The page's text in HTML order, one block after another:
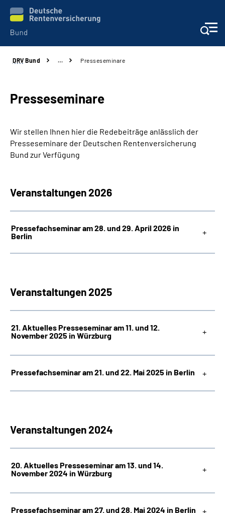
Beratung & Kontakt
Reha-Zentren
Karriere
Inhalte in Gebärdensprache (DGS)
Mein Kundenportal
DRV Bund … Presseseminare
Presseseminare
Wir stellen Ihnen hier die Redebeiträge anlässlich der
Presseseminare der Deutschen Rentenversicherung
Bund zur Verfügung
Veranstaltungen 2026
Pressefachseminar am 28. und 29. April 2026 in
Berlin
Veranstaltungen 2025
21. Aktuelles Presseseminar am 11. und 12.
November 2025 in Würzburg
Pressefachseminar am 21. und 22. Mai 2025 in Berlin
Veranstaltungen 2024
20. Aktuelles Presseseminar am 13. und 14.
November 2024 in Würzburg
Pressefachseminar am 27. und 28. Mai 2024 in Berlin